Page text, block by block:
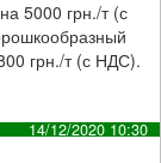
5000 грн./т (с
грн./т (с НДС).
14/12/2020 10:30